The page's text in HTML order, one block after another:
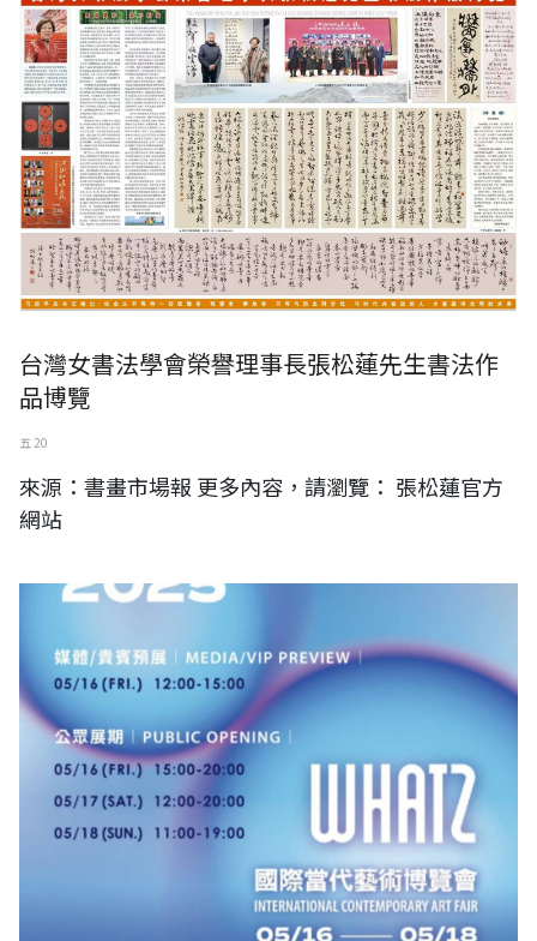
台灣女書法學會榮譽理事長張松蓮先生書法作
品博覽
五 20
來源：書畫市場報 更多內容，請瀏覽： 張松蓮官方
網站
2025 WHATZ 國際當代藝術博覽會